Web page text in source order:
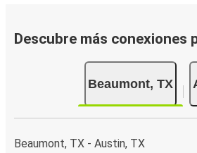
formas de pago en línea seguras,
Descubre más conexiones
Beaumont, TX
Beaumont, TX - Austin, TX